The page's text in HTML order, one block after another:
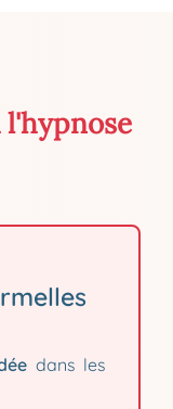
dans les